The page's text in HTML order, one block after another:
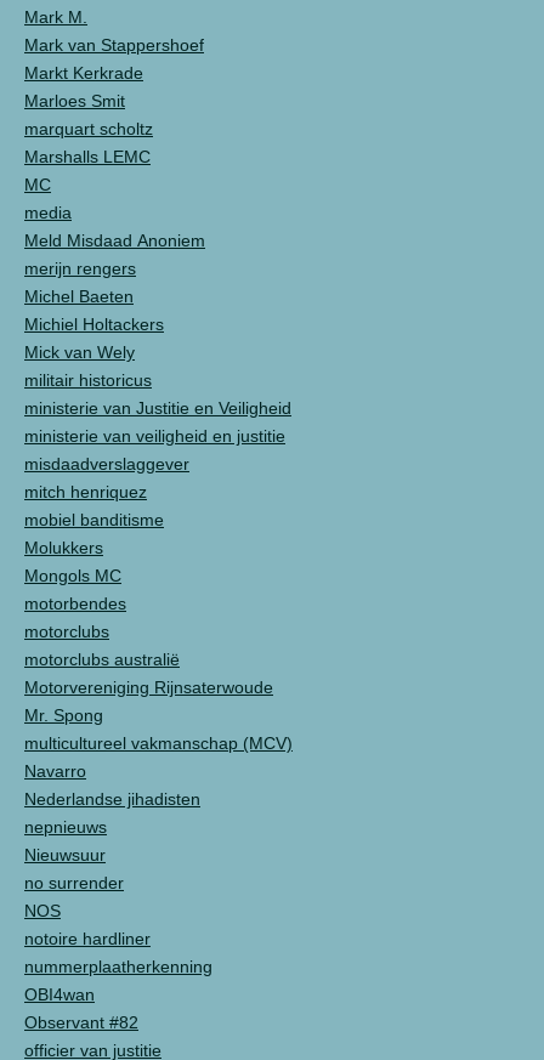
Mark M.
Mark van Stappershoef
Markt Kerkrade
Marloes Smit
marquart scholtz
Marshalls LEMC
MC
media
Meld Misdaad Anoniem
merijn rengers
Michel Baeten
Michiel Holtackers
Mick van Wely
militair historicus
ministerie van Justitie en Veiligheid
ministerie van veiligheid en justitie
misdaadverslaggever
mitch henriquez
mobiel banditisme
Molukkers
Mongols MC
motorbendes
motorclubs
motorclubs australië
Motorvereniging Rijnsaterwoude
Mr. Spong
multicultureel vakmanschap (MCV)
Navarro
Nederlandse jihadisten
nepnieuws
Nieuwsuur
no surrender
NOS
notoire hardliner
nummerplaatherkenning
OBI4wan
Observant #82
officier van justitie